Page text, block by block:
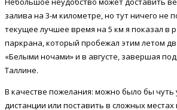
залива на 3-м километре, но тут ничего не
текущее лучшее время на 5 км я показал в
паркрана, который пробежал этим летом
«Белыми ночами» и в августе, завершая
Таллине.
В качестве пожелания: можно было бы чуть
дистанции или поставить в сложных